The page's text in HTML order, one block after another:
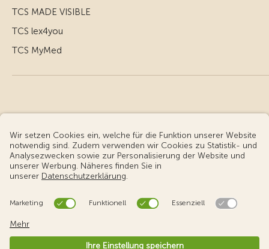
TCS MADE VISIBLE
TCS lex4you
TCS MyMed
© Touring Club Schweiz
Benutzungsbedingungen - rechtliche Informationen
Cookie-Einstellungen